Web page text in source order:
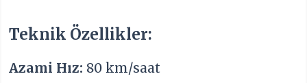
Teknik Özellikler:
Azami Hız: 80 km/saat